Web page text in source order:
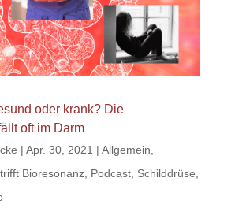
oder krank? Die
oft im Darm
| Apr. 30, 2021 | Allgemein,
Bioresonanz, Podcast, Schilddrüse,